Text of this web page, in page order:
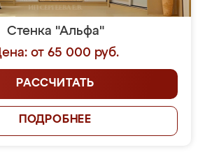
Стенка "Альфа"
от 65 000 руб.
РАССЧИТАТЬ
ПОДРОБНЕЕ